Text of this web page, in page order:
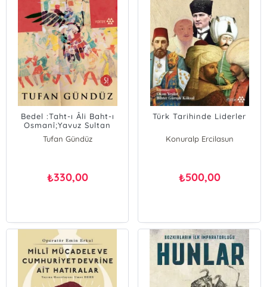
Bedel :Taht-ı Âli Baht-ı
Osmanî;Yavuz Sultan
Selim Romanı
Tufan Gündüz
₺330,00
Türk Tarihinde Liderler
Konuralp Ercilasun
İlyas Kemaloğlu
Erkan Göksu
Hayrunnisa Alan
Cezmi Eraslan
Okan Yeşilot
Necati Avcı
Ahmet Taşağıl
₺500,00